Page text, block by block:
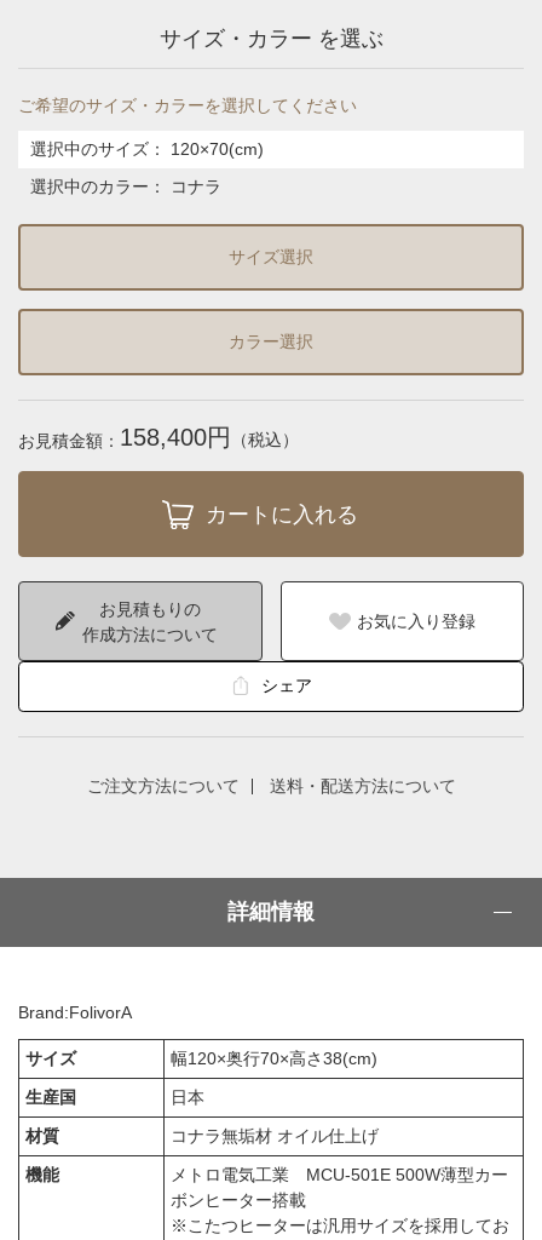
サイズ・カラー を選ぶ
ご希望のサイズ・カラーを選択してください
選択中のサイズ：
120×70(cm)
選択中のカラー：
コナラ
サイズ選択
カラー選択
お見積金額： 158,400円 （税込）
お見積もりの
作成方法について
お気に入り登録
シェア
ご注文方法について 送料・配送方法について
詳細情報
Brand:FolivorA
サイズ
幅120×奥行70×高さ38(cm)
生産国
日本
材質
コナラ無垢材 オイル仕上げ
機能
メトロ電気工業 MCU-501E 500W薄型カー
ボンヒーター搭載
※こたつヒーターは汎用サイズを採用してお